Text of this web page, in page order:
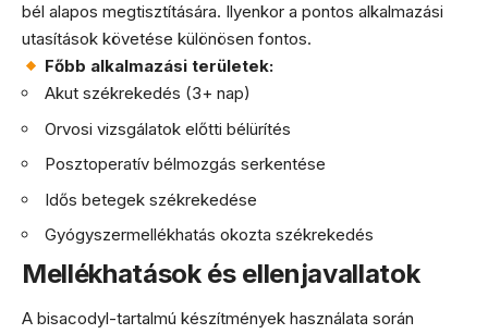
bél alapos megtisztítására. Ilyenkor a pontos alkalmazási
utasítások követése különösen fontos.
Főbb alkalmazási területek:
Akut székrekedés (3+ nap)
Orvosi vizsgálatok előtti bélürítés
Posztoperatív bélmozgás serkentése
Idős betegek székrekedése
Gyógyszermellékhatás okozta székrekedés
Mellékhatások és ellenjavallatok
A bisacodyl-tartalmú készítmények használata során